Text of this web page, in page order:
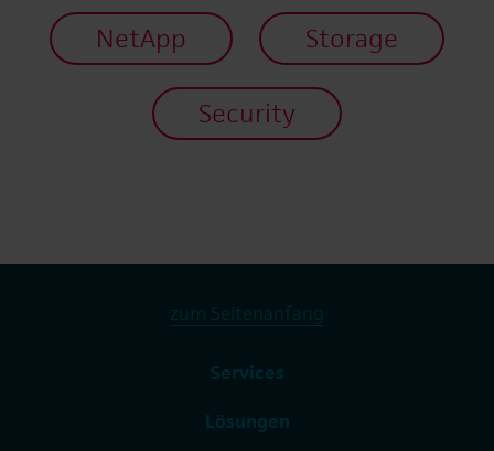
NetApp Storage
Security
zum Seitenanfang
Services
Lösungen